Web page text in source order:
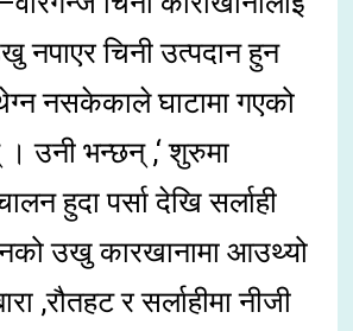
नपाएर चिनी उत्पदान हुन
नसकेकाले घाटामा गएको
उनी भन्छन् ,‘ शुरुमा
हुदा पर्सा देखि सर्लाही
उखु कारखानामा आउथ्यो
,रौतहट र सर्लाहीमा नीजी